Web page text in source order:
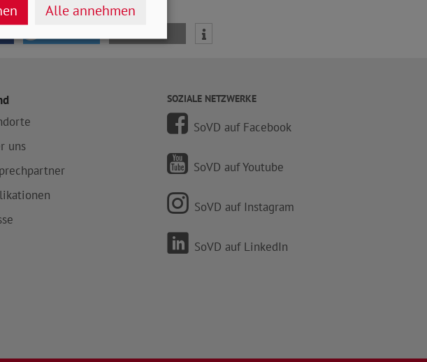
uns
SOZIALE NETZWERKE
SoVD auf Facebook
SoVD auf Youtube
SoVD auf Instagram
SoVD auf LinkedIn
Alle annehmen